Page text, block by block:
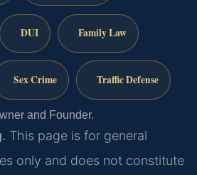
DUI Family Law
Sex Crime Traffic Defense
and Founder.
This page is for general
only and does not constitute